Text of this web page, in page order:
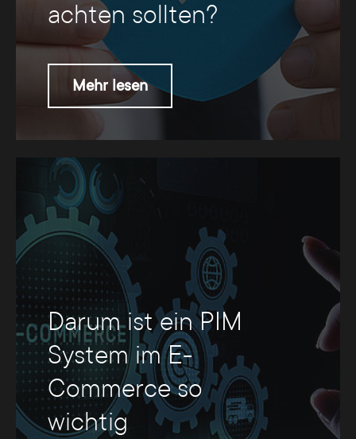
achten sollten?
Mehr lesen
Darum ist ein PIM
System im E-
Commerce so
wichtig